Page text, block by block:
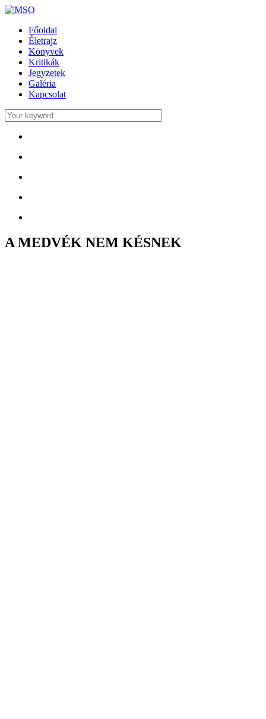
Főoldal
Életrajz
Könyvek
Kritikák
Jegyzetek
Galéria
Kapcsolat
A MEDVÉK NEM KÉSNEK